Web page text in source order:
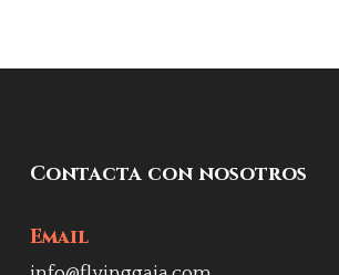
Contacta con nosotros
Email